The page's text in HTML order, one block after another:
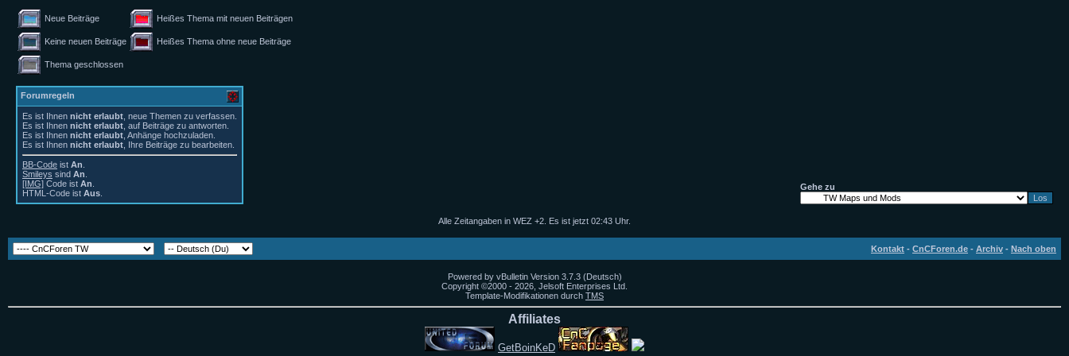
Neue Beiträge Heißes Thema mit neuen Beiträgen
Keine neuen Beiträge Heißes Thema ohne neue Beiträge
Thema geschlossen
Forumregeln
Es ist Ihnen nicht erlaubt , neue Themen zu verfassen.
Es ist Ihnen nicht erlaubt , auf Beiträge zu antworten.
Es ist Ihnen nicht erlaubt , Anhänge hochzuladen.
Es ist Ihnen nicht erlaubt , Ihre Beiträge zu bearbeiten.
BB-Code ist An
Smileys sind An
[IMG] Code ist An
HTML-Code ist Aus
Gehe zu
Alle Zeitangaben in WEZ +2. Es ist jetzt 02:43 Uhr.
Kontakt - CnCForen.de - Archiv - Nach oben
Powered by vBulletin Version 3.7.3 (Deutsch)
Copyright ©2000 - 2026, Jelsoft Enterprises Ltd.
Template-Modifikationen durch TMS
Affiliates
GetBoinKeD